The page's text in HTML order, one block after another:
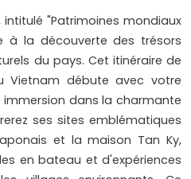
intitulé "Patrimoines mondiaux
à la découverte des trésors
du pays. Cet itinéraire de
Vietnam débute avec votre
dans la charmante
ses sites emblématiques
et la maison Tan Ky,
en bateau et d'expériences